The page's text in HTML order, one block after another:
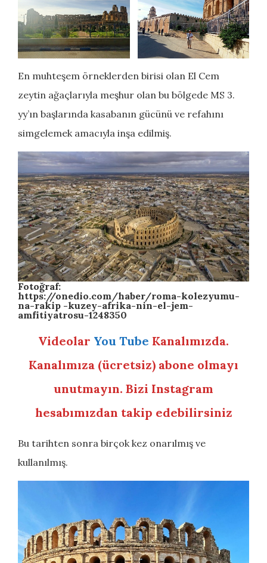
En muhteşem örneklerden birisi olan El Cem
zeytin ağaçlarıyla meşhur olan bu bölgede MS 3.
yy’ın başlarında kasabanın gücünü ve refahını
simgelemek amacıyla inşa edilmiş.
Fotoğraf:
https://onedio.com/haber/roma-kolezyumu-
na-rakip -kuzey-afrika-nin-el-jem-
amfitiyatrosu-1248350
Videolar You Tube Kanalımızda.
Kanalımıza (ücretsiz) abone olmayı
unutmayın. Bizi Instagram
hesabımızdan takip edebilirsiniz
Bu tarihten sonra birçok kez onarılmış ve
kullanılmış.